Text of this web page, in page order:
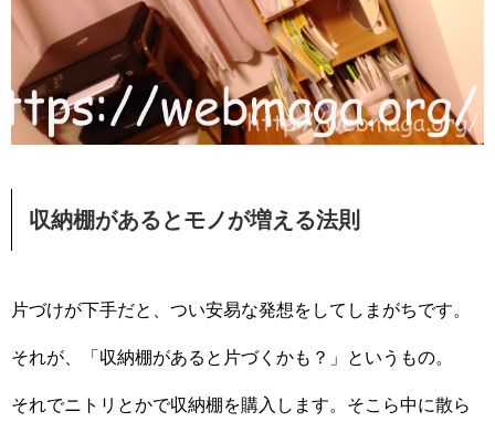
収納棚があるとモノが増える法則
片づけが下手だと、つい安易な発想をしてしまがちです。
それが、「収納棚があると片づくかも？」というもの。
それでニトリとかで収納棚を購入します。そこら中に散ら